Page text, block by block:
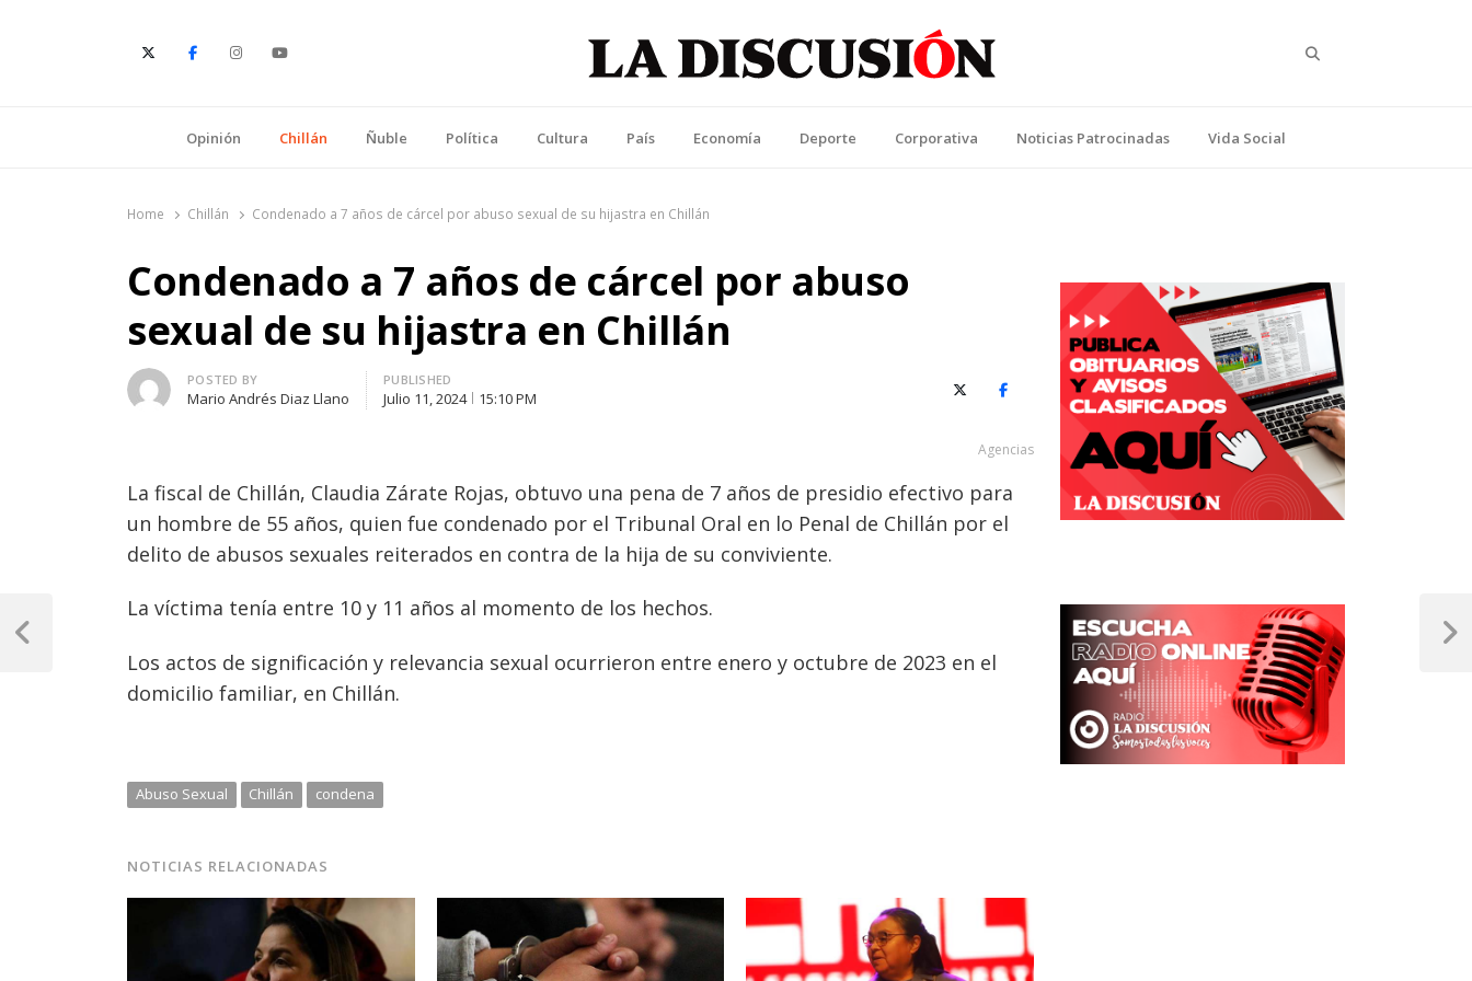
Opinión Chillán Ñuble Política Cultura País Economía Deporte Corporativa Noticias Patrocinadas Vida Social
Home Chillán Condenado a 7 años de cárcel por abuso sexual de su hijastra en Chillán
Condenado a 7 años de cárcel por abuso
sexual de su hijastra en Chillán
Author
POSTED BY
Mario Andrés Diaz Llano
PUBLISHED
Julio 11, 2024 15:10 PM X (Twitter)Facebook
Agencias
La fiscal de Chillán, Claudia Zárate Rojas, obtuvo una pena de 7 años de presidio efectivo para
un hombre de 55 años, quien fue condenado por el Tribunal Oral en lo Penal de Chillán por el
delito de abusos sexuales reiterados en contra de la hija de su conviviente.
La víctima tenía entre 10 y 11 años al momento de los hechos.
Los actos de significación y relevancia sexual ocurrieron entre enero y octubre de 2023 en el
domicilio familiar, en Chillán.
Abuso Sexual Chillán condena
NOTICIAS RELACIONADAS
Navegación
de
Previous
Next